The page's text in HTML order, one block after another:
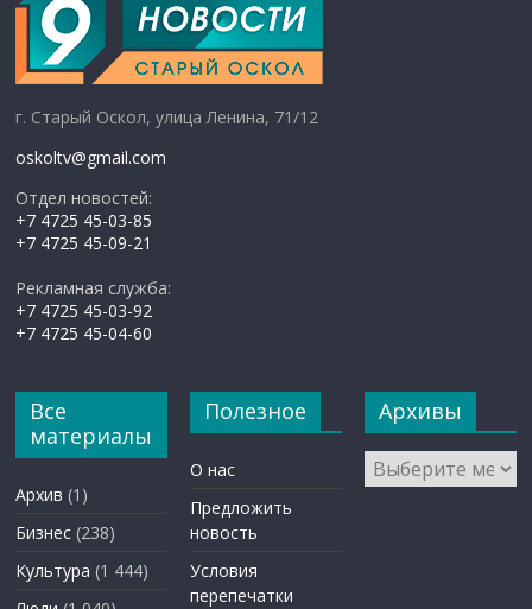
г. Старый Оскол, улица Ленина, 71/12
oskoltv@gmail.com
Отдел новостей:
+7 4725 45-03-85
+7 4725 45-09-21
Рекламная служба:
+7 4725 45-03-92
+7 4725 45-04-60
Все
материалы
Архив (1)
Бизнес (238)
Культура (1 444)
Полезное
О нас
Предложить
новость
Условия
перепечатки
Архивы
Архивы